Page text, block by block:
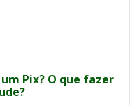
Pix? O que fazer